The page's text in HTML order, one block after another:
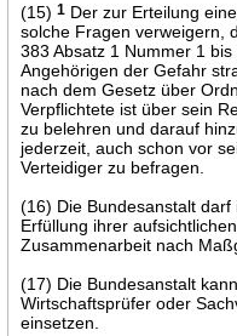
(15)1 Der zur Erteilung
solche Fragen verweigern,
383 Absatz 1 Nummer 1
Angehörigen der Gefahr
nach dem Gesetz über
Verpflichtete ist über sein
zu belehren und darauf
jederzeit, auch schon vor
Verteidiger zu befragen.
(16) Die Bundesanstalt
Erfüllung ihrer
Zusammenarbeit nach
(17) Die Bundesanstalt
Wirtschaftsprüfer oder
einsetzen.